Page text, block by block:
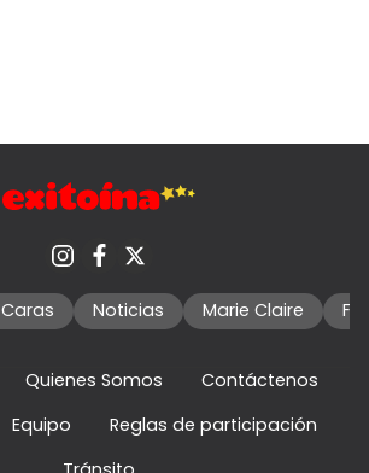
Caras Noticias Marie Claire
Quienes Somos
Contáctenos
Equipo
Reglas de participación